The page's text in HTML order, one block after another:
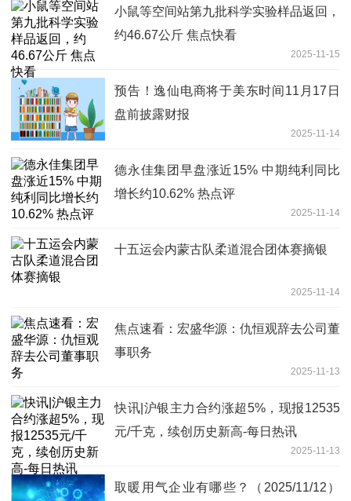
小鼠等空间站第九批科学实验样品返回，
约46.67公斤 焦点快看
2025-11-15
预告！逸仙电商将于美东时间11月17日
盘前披露财报
2025-11-14
德永佳集团早盘涨近15% 中期纯利同比
增长约10.62% 热点评
2025-11-14
十五运会内蒙古队柔道混合团体赛摘银
2025-11-14
焦点速看：宏盛华源：仇恒观辞去公司董
事职务
2025-11-13
快讯|沪银主力合约涨超5%，现报12535
元/千克，续创历史新高-每日热讯
2025-11-13
取暖用气企业有哪些？（2025/11/12）